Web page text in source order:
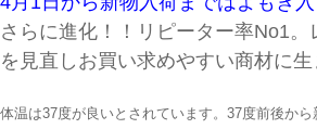
さらに進化！！リピーター率No1
を見直しお買い求めやすい商材に
体温は37度が良いとされています。37度前後か